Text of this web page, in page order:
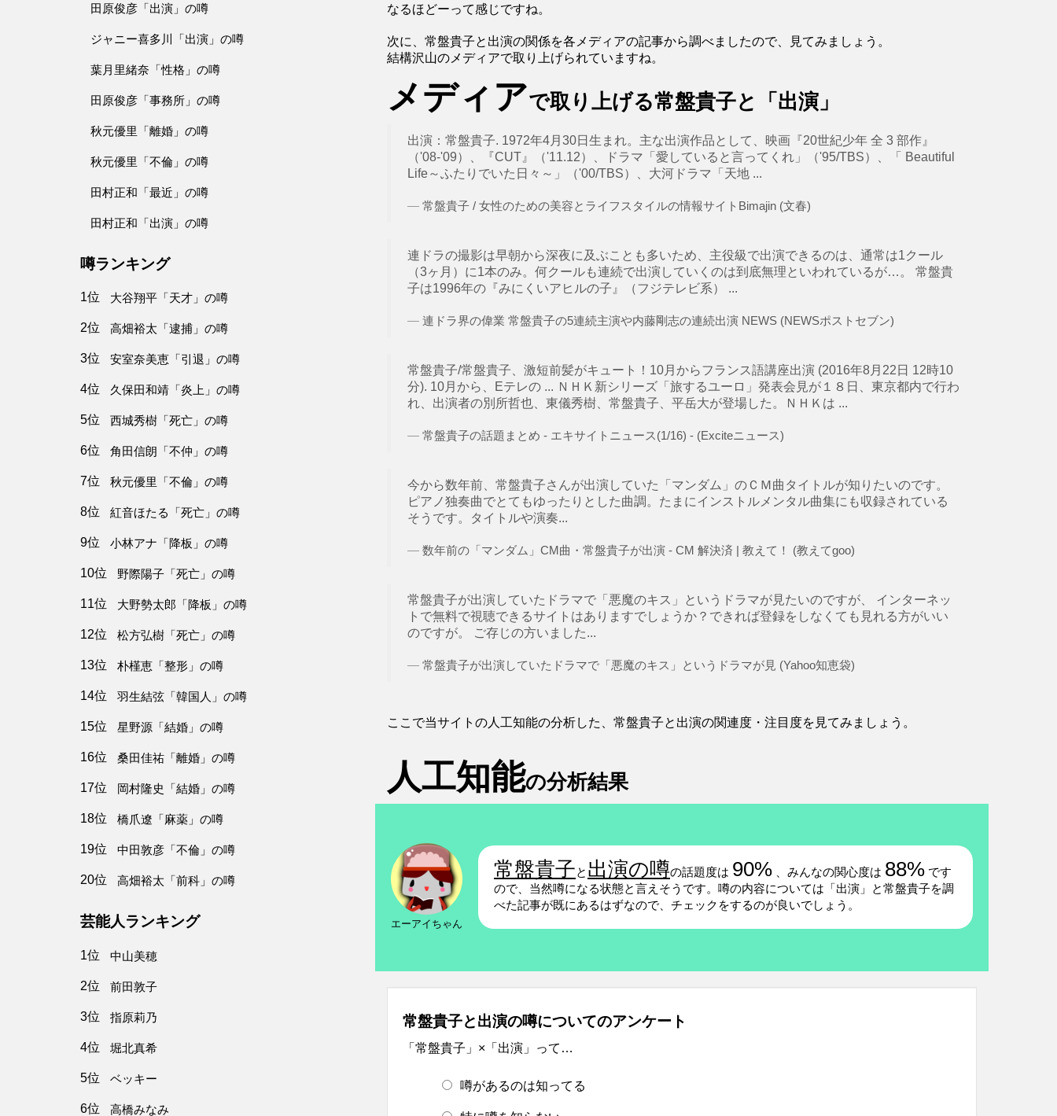
なるほどーって感じですね。
次に、常盤貴子と出演の関係を各メディアの記事から調べましたので、見てみましょう。
結構沢山のメディアで取り上げられていますね。
メディアで取り上げる常盤貴子と「出演」
出演：常盤貴子. 1972年4月30日生まれ。主な出演作品として、映画『20世紀少年 全 3 部作』
（'08-'09）、『CUT』（'11.12）、ドラマ「愛していると言ってくれ」（'95/TBS）、「 Beautiful
Life～ふたりでいた日々～」（'00/TBS）、大河ドラマ「天地 ...
常盤貴子 / 女性のための美容とライフスタイルの情報サイトBimajin (文春)
連ドラの撮影は早朝から深夜に及ぶことも多いため、主役級で出演できるのは、通常は1クール
（3ヶ月）に1本のみ。何クールも連続で出演していくのは到底無理といわれているが…。 常盤貴
子は1996年の『みにくいアヒルの子』（フジテレビ系） ...
連ドラ界の偉業 常盤貴子の5連続主演や内藤剛志の連続出演 NEWS (NEWSポストセブン)
常盤貴子/常盤貴子、激短前髪がキュート！10月からフランス語講座出演 (2016年8月22日 12時10
分). 10月から、Eテレの ... ＮＨＫ新シリーズ「旅するユーロ」発表会見が１８日、東京都内で行わ
れ、出演者の別所哲也、東儀秀樹、常盤貴子、平岳大が登場した。ＮＨＫは ...
常盤貴子の話題まとめ - エキサイトニュース(1/16) - (Exciteニュース)
今から数年前、常盤貴子さんが出演していた「マンダム」のＣＭ曲タイトルが知りたいのです。
ピアノ独奏曲でとてもゆったりとした曲調。たまにインストルメンタル曲集にも収録されている
そうです。タイトルや演奏...
数年前の「マンダム」CM曲・常盤貴子が出演 - CM 解決済 | 教えて！ (教えてgoo)
常盤貴子が出演していたドラマで「悪魔のキス」というドラマが見たいのですが、 インターネッ
トで無料で視聴できるサイトはありますでしょうか？できれば登録をしなくても見れる方がいい
のですが。 ご存じの方いました...
常盤貴子が出演していたドラマで「悪魔のキス」というドラマが見 (Yahoo知恵袋)
ここで当サイトの人工知能の分析した、常盤貴子と出演の関連度・注目度を見てみましょう。
人工知能の分析結果
エーアイちゃん
常盤貴子と 出演の噂の話題度は 90% 、みんなの関心度は 88% です
ので、当然噂になる状態と言えそうです。噂の内容については「出演」と常盤貴子を調
べた記事が既にあるはずなので、チェックをするのが良いでしょう。
常盤貴子と出演の噂についてのアンケート
「常盤貴子」×「出演」って…
噂があるのは知ってる
田原俊彦「出演」の噂
ジャニー喜多川「出演」の噂
葉月里緒奈「性格」の噂
田原俊彦「事務所」の噂
秋元優里「離婚」の噂
秋元優里「不倫」の噂
田村正和「最近」の噂
田村正和「出演」の噂
噂ランキング
1位 大谷翔平「天才」の噂
2位 高畑裕太「逮捕」の噂
3位 安室奈美恵「引退」の噂
4位 久保田和靖「炎上」の噂
5位 西城秀樹「死亡」の噂
6位 角田信朗「不仲」の噂
7位 秋元優里「不倫」の噂
8位 紅音ほたる「死亡」の噂
9位 小林アナ「降板」の噂
10位 野際陽子「死亡」の噂
11位 大野勢太郎「降板」の噂
12位 松方弘樹「死亡」の噂
13位 朴槿恵「整形」の噂
14位 羽生結弦「韓国人」の噂
15位 星野源「結婚」の噂
16位 桑田佳祐「離婚」の噂
17位 岡村隆史「結婚」の噂
18位 橋爪遼「麻薬」の噂
19位 中田敦彦「不倫」の噂
20位 高畑裕太「前科」の噂
芸能人ランキング
1位 中山美穂
2位 前田敦子
3位 指原莉乃
4位 堀北真希
5位 ベッキー
6位 高橋みなみ